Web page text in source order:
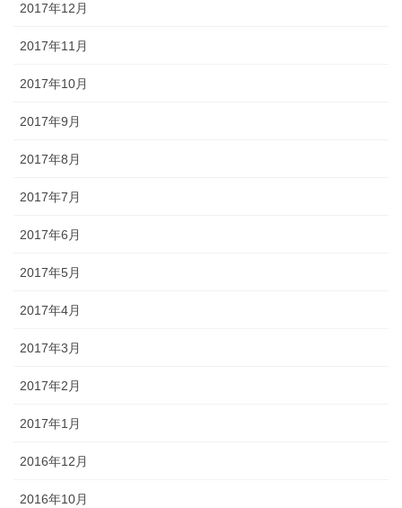
2017年12月
2017年11月
2017年10月
2017年9月
2017年8月
2017年7月
2017年6月
2017年5月
2017年4月
2017年3月
2017年2月
2017年1月
2016年12月
2016年10月